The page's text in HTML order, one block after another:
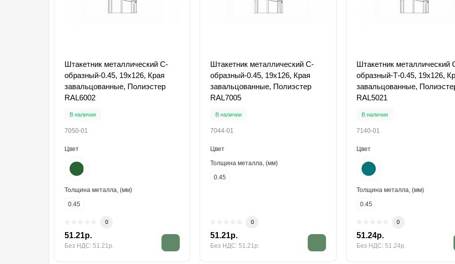
Штакетник металлический С-
образный-0.45, 19х126, Края
завальцованные, Полиэстер
RAL6002
В наличии
7050-01
Цвет
Толщина металла, (мм)
0.45
0
51.21р.
Без НДС: 51.21р.
Штакетник металлический С-
образный-0.45, 19х126, Края
завальцованные, Полиэстер
RAL7005
В наличии
7044-01
Цвет
Толщина металла, (мм)
0.45
0
51.21р.
Без НДС: 51.21р.
Штакетник металлический
образный-Т-0.45, 19х126,
завальцованные,
RAL5021
В наличии
7140-01
Цвет
Толщина металла, (мм)
0.45
0
51.24р.
Без НДС: 51.24р.